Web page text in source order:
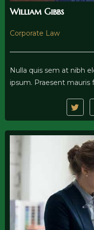
William Gibbs
Corporate Law
Nulla quis sem at nibh
ipsum. Praesent mauris